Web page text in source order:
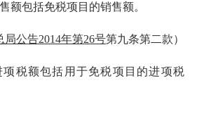
额包括免税项目的销售额。
局公告2014年第26号第九条第二款）
项税额包括用于免税项目的进项税